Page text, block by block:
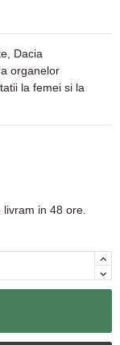
Dacia
organelor
la femei si la
in 48 ore.